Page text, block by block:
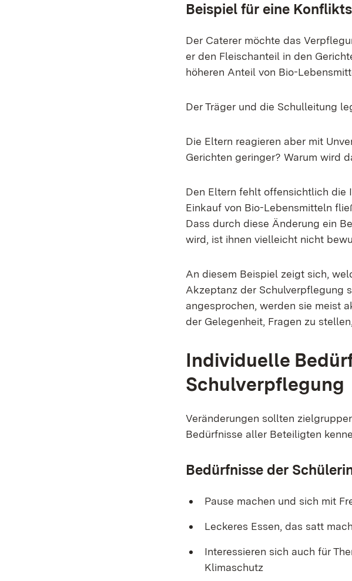
Beispiel für eine
Der Caterer möchte das
er den Fleischanteil in den
höheren Anteil von Bio-
Der Träger und die Schulleitung
Die Eltern reagieren aber mit
Gerichten geringer? Warum wird
Den Eltern fehlt offensichtlich die
Einkauf von Bio-Lebensmitteln
Dass durch diese Änderung ein
wird, ist ihnen vielleicht nicht
An diesem Beispiel zeigt sich,
Akzeptanz der Schulverpflegung
angesprochen, werden sie meist
der Gelegenheit, Fragen zu
Individuelle
Schulverpflegung
Veränderungen sollten
Bedürfnisse aller Beteiligten
Bedürfnisse der
Pause machen und sich mit
Leckeres Essen, das satt
Interessieren sich auch für
Klimaschutz